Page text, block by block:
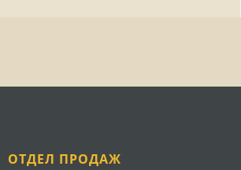
ОТДЕЛ ПРОДАЖ